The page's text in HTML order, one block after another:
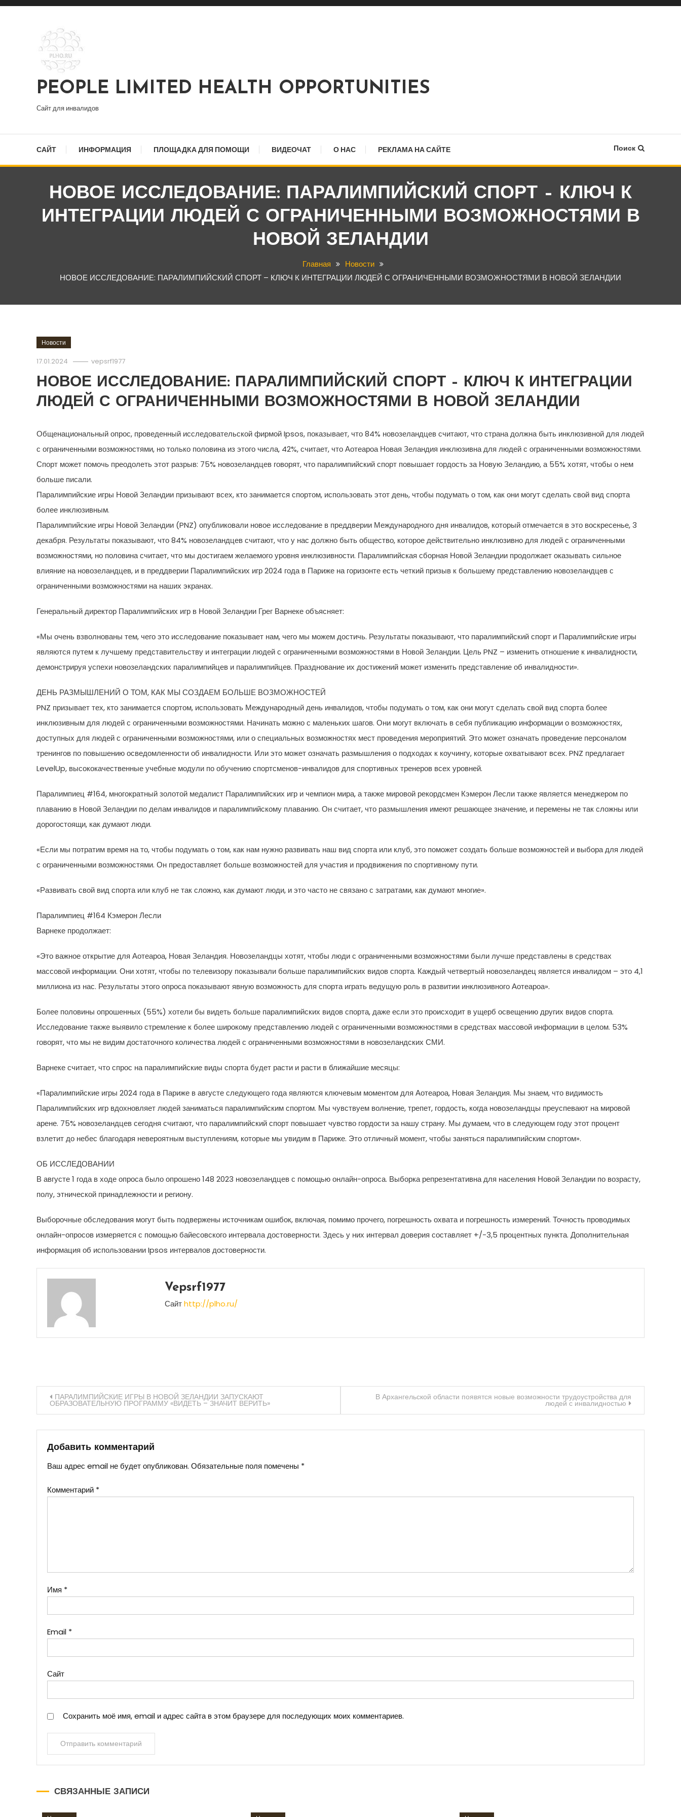
Перейти
содержимому
PEOPLE LIMITED HEALTH OPPORTUNITIES
Сайт для инвалидов
САЙТ ИНФОРМАЦИЯ ПЛОЩАДКА ДЛЯ ПОМОЩИ ВИДЕОЧАТ О НАС РЕКЛАМА НА САЙТЕ Поиск
НОВОЕ ИССЛЕДОВАНИЕ: ПАРАЛИМПИЙСКИЙ СПОРТ – КЛЮЧ К
ИНТЕГРАЦИИ ЛЮДЕЙ С ОГРАНИЧЕННЫМИ ВОЗМОЖНОСТЯМИ В
НОВОЙ ЗЕЛАНДИИ
Главная
Новости
НОВОЕ ИССЛЕДОВАНИЕ: ПАРАЛИМПИЙСКИЙ СПОРТ – КЛЮЧ К ИНТЕГРАЦИИ ЛЮДЕЙ С ОГРАНИЧЕННЫМИ ВОЗМОЖНОСТЯМИ В НОВОЙ ЗЕЛАНДИИ
Новости
17.01.2024 vepsrf1977
НОВОЕ ИССЛЕДОВАНИЕ: ПАРАЛИМПИЙСКИЙ СПОРТ – КЛЮЧ К ИНТЕГРАЦИИ
ЛЮДЕЙ С ОГРАНИЧЕННЫМИ ВОЗМОЖНОСТЯМИ В НОВОЙ ЗЕЛАНДИИ
Общенациональный опрос, проведенный исследовательской фирмой Ipsos, показывает, что 84% новозеландцев считают, что страна должна быть инклюзивной для людей
с ограниченными возможностями, но только половина из этого числа, 42%, считает, что Аотеароа Новая Зеландия инклюзивна для людей с ограниченными возможностями.
Спорт может помочь преодолеть этот разрыв: 75% новозеландцев говорят, что паралимпийский спорт повышает гордость за Новую Зеландию, а 55% хотят, чтобы о нем
больше писали.
Паралимпийские игры Новой Зеландии призывают всех, кто занимается спортом, использовать этот день, чтобы подумать о том, как они могут сделать свой вид спорта
более инклюзивным.
Паралимпийские игры Новой Зеландии (PNZ) опубликовали новое исследование в преддверии Международного дня инвалидов, который отмечается в это воскресенье, 3
декабря. Результаты показывают, что 84% новозеландцев считают, что у нас должно быть общество, которое действительно инклюзивно для людей с ограниченными
возможностями, но половина считает, что мы достигаем желаемого уровня инклюзивности. Паралимпийская сборная Новой Зеландии продолжает оказывать сильное
влияние на новозеландцев, и в преддверии Паралимпийских игр 2024 года в Париже на горизонте есть четкий призыв к большему представлению новозеландцев с
ограниченными возможностями на наших экранах.
Генеральный директор Паралимпийских игр в Новой Зеландии Грег Варнеке объясняет:
«Мы очень взволнованы тем, чего это исследование показывает нам, чего мы можем достичь. Результаты показывают, что паралимпийский спорт и Паралимпийские игры
являются путем к лучшему представительству и интеграции людей с ограниченными возможностями в Новой Зеландии. Цель PNZ – изменить отношение к инвалидности,
демонстрируя успехи новозеландских паралимпийцев и паралимпийцев. Празднование их достижений может изменить представление об инвалидности».
ДЕНЬ РАЗМЫШЛЕНИЙ О ТОМ, КАК МЫ СОЗДАЕМ БОЛЬШЕ ВОЗМОЖНОСТЕЙ
PNZ призывает тех, кто занимается спортом, использовать Международный день инвалидов, чтобы подумать о том, как они могут сделать свой вид спорта более
инклюзивным для людей с ограниченными возможностями. Начинать можно с маленьких шагов. Они могут включать в себя публикацию информации о возможностях,
доступных для людей с ограниченными возможностями, или о специальных возможностях мест проведения мероприятий. Это может означать проведение персоналом
тренингов по повышению осведомленности об инвалидности. Или это может означать размышления о подходах к коучингу, которые охватывают всех. PNZ предлагает
LevelUp, высококачественные учебные модули по обучению спортсменов-инвалидов для спортивных тренеров всех уровней.
Паралимпиец #164, многократный золотой медалист Паралимпийских игр и чемпион мира, а также мировой рекордсмен Кэмерон Лесли также является менеджером по
плаванию в Новой Зеландии по делам инвалидов и паралимпийскому плаванию. Он считает, что размышления имеют решающее значение, и перемены не так сложны или
дорогостоящи, как думают люди.
«Если мы потратим время на то, чтобы подумать о том, как нам нужно развивать наш вид спорта или клуб, это поможет создать больше возможностей и выбора для людей
с ограниченными возможностями. Он предоставляет больше возможностей для участия и продвижения по спортивному пути.
«Развивать свой вид спорта или клуб не так сложно, как думают люди, и это часто не связано с затратами, как думают многие».
Паралимпиец #164 Кэмерон Лесли
Варнеке продолжает:
«Это важное открытие для Аотеароа, Новая Зеландия. Новозеландцы хотят, чтобы люди с ограниченными возможностями были лучше представлены в средствах
массовой информации. Они хотят, чтобы по телевизору показывали больше паралимпийских видов спорта. Каждый четвертый новозеландец является инвалидом – это 4,1
миллиона из нас. Результаты этого опроса показывают явную возможность для спорта играть ведущую роль в развитии инклюзивного Аотеароа».
Более половины опрошенных (55%) хотели бы видеть больше паралимпийских видов спорта, даже если это происходит в ущерб освещению других видов спорта.
Исследование также выявило стремление к более широкому представлению людей с ограниченными возможностями в средствах массовой информации в целом. 53%
говорят, что мы не видим достаточного количества людей с ограниченными возможностями в новозеландских СМИ.
Варнеке считает, что спрос на паралимпийские виды спорта будет расти и расти в ближайшие месяцы:
«Паралимпийские игры 2024 года в Париже в августе следующего года являются ключевым моментом для Аотеароа, Новая Зеландия. Мы знаем, что видимость
Паралимпийских игр вдохновляет людей заниматься паралимпийским спортом. Мы чувствуем волнение, трепет, гордость, когда новозеландцы преуспевают на мировой
арене. 75% новозеландцев сегодня считают, что паралимпийский спорт повышает чувство гордости за нашу страну. Мы думаем, что в следующем году этот процент
взлетит до небес благодаря невероятным выступлениям, которые мы увидим в Париже. Это отличный момент, чтобы заняться паралимпийским спортом».
ОБ ИССЛЕДОВАНИИ
В августе 1 года в ходе опроса было опрошено 148 2023 новозеландцев с помощью онлайн-опроса. Выборка репрезентативна для населения Новой Зеландии по возрасту,
полу, этнической принадлежности и региону.
Выборочные обследования могут быть подвержены источникам ошибок, включая, помимо прочего, погрешность охвата и погрешность измерений. Точность проводимых
онлайн-опросов измеряется с помощью байесовского интервала достоверности. Здесь у них интервал доверия составляет +/-3,5 процентных пункта. Дополнительная
информация об использовании Ipsos интервалов достоверности.
Vepsrf1977
Сайт http://plho.ru/
Навигация
по
записям
ПАРАЛИМПИЙСКИЕ ИГРЫ В НОВОЙ ЗЕЛАНДИИ ЗАПУСКАЮТ
ОБРАЗОВАТЕЛЬНУЮ ПРОГРАММУ «ВИДЕТЬ – ЗНАЧИТ ВЕРИТЬ»
В Архангельской области появятся новые возможности трудоустройства для
людей с инвалидностью
Добавить комментарий
Ваш адрес email не будет опубликован. Обязательные поля помечены *
Комментарий *
Имя *
Email *
Сайт
Сохранить моё имя, email и адрес сайта в этом браузере для последующих моих комментариев.
СВЯЗАННЫЕ ЗАПИСИ